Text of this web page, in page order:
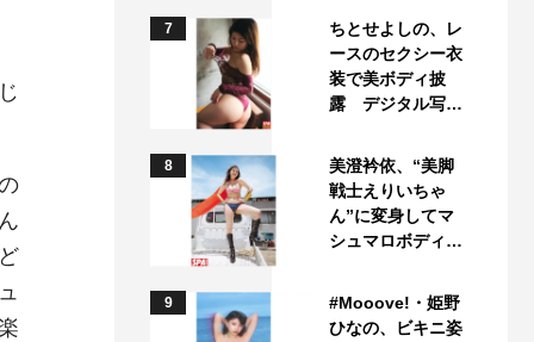
7
ちとせよしの、レ
ースのセクシー衣
装で美ボディ披
露 デジタル写…
8
美澄衿依、“美脚
戦士えりいちゃ
ん”に変身してマ
シュマロボディ…
9
#Mooove!・姫野
ひなの、ビキニ姿